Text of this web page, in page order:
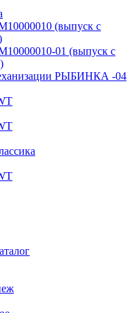
(выпуск с
01 (выпуск с
РЫБИНКА -04